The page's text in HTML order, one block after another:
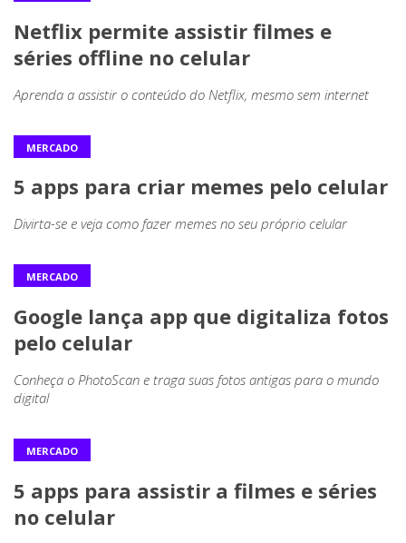
Netflix permite assistir filmes e
séries offline no celular
Aprenda a assistir o conteúdo do Netflix, mesmo sem internet
MERCADO
5 apps para criar memes pelo celular
Divirta-se e veja como fazer memes no seu próprio celular
MERCADO
Google lança app que digitaliza fotos
pelo celular
Conheça o PhotoScan e traga suas fotos antigas para o mundo
digital
MERCADO
5 apps para assistir a filmes e séries
no celular